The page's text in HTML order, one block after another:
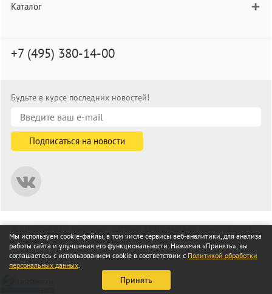
Каталог
+7 (495) 380-14-00
Будьте в курсе последних новостей!
© informat.ru — Интернет-магазин канцелярских товаров. 2001—
2026
Все права защищены
Мы используем cookie-файлы, в том числе сервисы веб-аналитики, для анализа
работы сайта и улучшения его функциональности. Нажимая «Принять», вы
соглашаетесь с использованием cookie в соответствии с Политикой обработки
персональных данных.
Принять